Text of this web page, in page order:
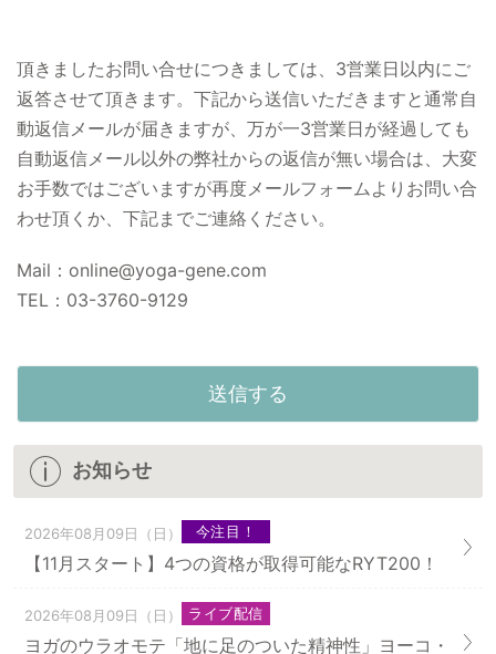
頂きましたお問い合せにつきましては、3営業日以内にご
返答させて頂きます。下記から送信いただきますと通常自
動返信メールが届きますが、万が一3営業日が経過しても
自動返信メール以外の弊社からの返信が無い場合は、大変
お手数ではございますが再度メールフォームよりお問い合
わせ頂くか、下記までご連絡ください。
Mail：online@yoga-gene.com
TEL：03-3760-9129
お知らせ
2026年08月09日（日） 今注目！
【11月スタート】4つの資格が取得可能なRYT200！
2026年08月09日（日） ライブ配信
ヨガのウラオモテ「地に足のついた精神性」ヨーコ・